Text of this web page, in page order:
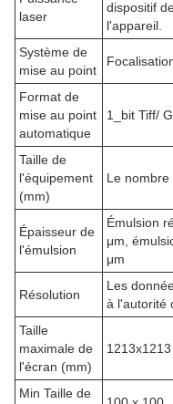
laser
dispositif
l'appareil.
Système de
mise au point
Format de
mise au point
automatique
1_bit Tiff/
Taille de
l'équipement
(mm)
Le nombre
Épaisseur de
l'émulsion
Émulsion
μm,
μm
Résolution
Les
à l'autorité
Taille
maximale de
l'écran (mm)
1213x1213
Min Taille de